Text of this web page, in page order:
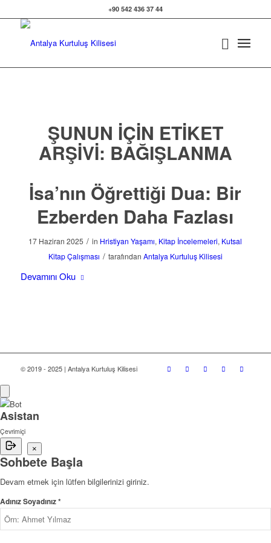
+90 542 436 37 44
ŞUNUN IÇIN ETIKET
ARŞIVI: BAĞIŞLANMA
İsa’nın Öğrettiği Dua: Bir
Ezberden Daha Fazlası
17 Haziran 2025 / in Hristiyan Yaşamı, Kitap İncelemeleri, Kutsal
Kitap Çalışması / tarafından Antalya Kurtuluş Kilisesi
Devamını Oku
© 2019 - 2025 | Antalya Kurtuluş Kilisesi
Asistan
Çevrimiçi
×
Sohbete Başla
Devam etmek için lütfen bilgilerinizi giriniz.
Adınız Soyadınız *